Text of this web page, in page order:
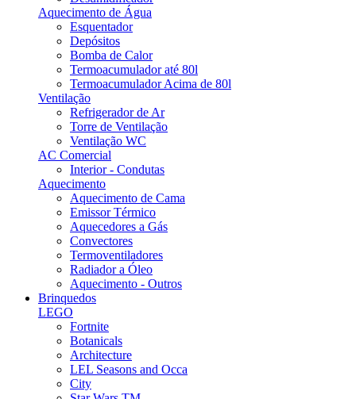
Aquecimento de Água
Esquentador
Depósitos
Bomba de Calor
Termoacumulador até 80l
Termoacumulador Acima de 80l
Ventilação
Refrigerador de Ar
Torre de Ventilação
Ventilação WC
AC Comercial
Interior - Condutas
Aquecimento
Aquecimento de Cama
Emissor Térmico
Aquecedores a Gás
Convectores
Termoventiladores
Radiador a Óleo
Aquecimento - Outros
Brinquedos
LEGO
Fortnite
Botanicals
Architecture
LEL Seasons and Occa
City